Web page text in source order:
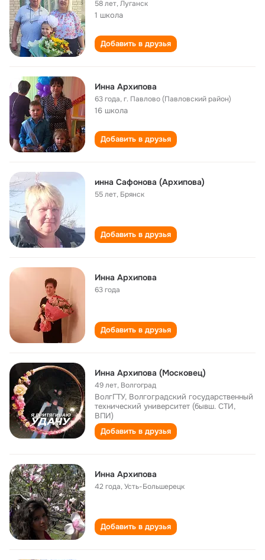
58 лет,Луганск
1 школа
Добавить в друзья
Инна Архипова
63 года,г. Павлово (Павловский район)
16 школа
Добавить в друзья
инна Сафонова (Архипова)
55 лет, Брянск
Добавить в друзья
Инна Архипова
63 года
Добавить в друзья
Инна Архипова (Московец)
49 лет, Волгоград
ВолгГТУ, Волгоградский государственный
технический университет (бывш. СТИ,
ВПИ)
Добавить в друзья
Инна Архипова
42 года,Усть-Большерецк
Добавить в друзья